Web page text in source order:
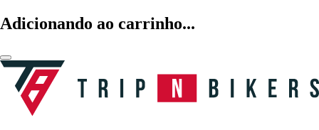
Adicionando ao carrinho...